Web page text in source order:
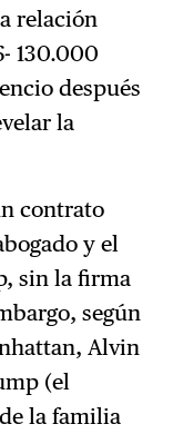
relación
130.000
después
la
contrato
y el
sin la firma
según
Alvin
(el
la familia